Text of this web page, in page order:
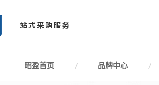
昭盈首页 品牌中心